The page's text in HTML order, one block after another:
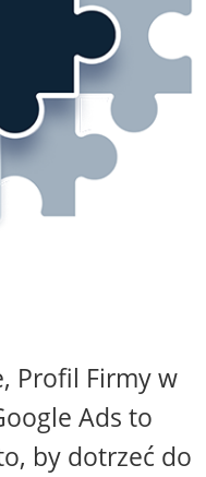
Profil Firmy w
Ads to
by dotrzeć do